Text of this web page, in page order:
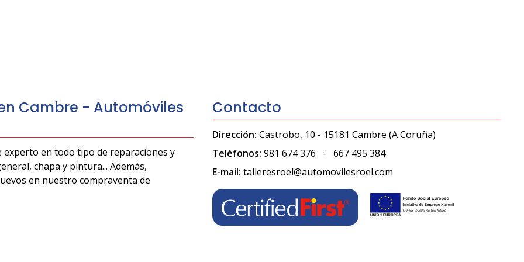
Cambre - Automóviles
experto en todo tipo de reparaciones y
chapa y pintura... Además,
en nuestro compraventa de
Contacto
Dirección: Castrobo, 10 - 15181 Cambre(A Coruña)
Teléfonos: 981 674 376 - 667 495 384
E-mail: talleresroel@automovilesroel.com